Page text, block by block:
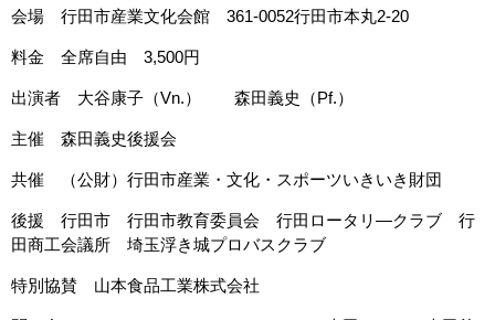
会場 行田市産業文化会館 361-0052行田市本丸2-20
料金 全席自由 3,500円
出演者 大谷康子（Vn.） 森田義史（Pf.）
主催 森田義史後援会
共催 （公財）行田市産業・文化・スポーツいきいき財団
後援 行田市 行田市教育委員会 行田ロータリ―クラブ 行
田商工会議所 埼玉浮き城プロバスクラブ
特別協賛 山本食品工業株式会社